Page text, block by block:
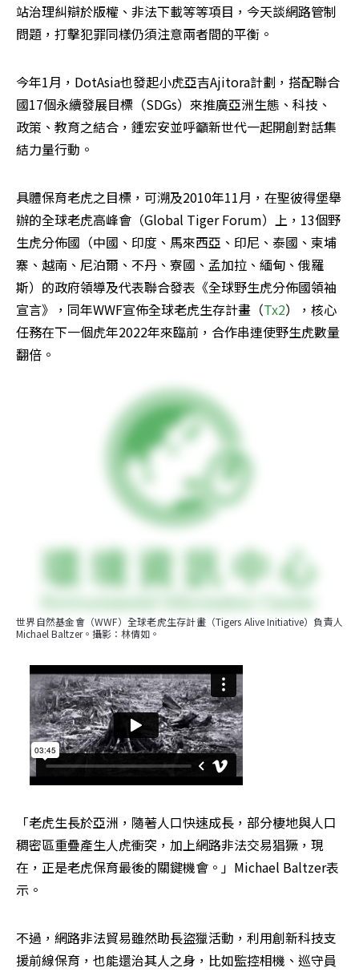
站治理糾辯於版權、非法下載等等項目，今天談網路管制
問題，打擊犯罪同樣仍須注意兩者間的平衡。
今年1月，DotAsia也發起小虎亞吉Ajitora計劃，搭配聯合
國17個永續發展目標（SDGs）來推廣亞洲生態、科技、
政策、教育之結合，鍾宏安並呼籲新世代一起開創對話集
結力量行動。
具體保育老虎之目標，可溯及2010年11月，在聖彼得堡舉
辦的全球老虎高峰會（Global Tiger Forum）上，13個野
生虎分佈國（中國、印度、馬來西亞、印尼、泰國、柬埔
寨、越南、尼泊爾、不丹、寮國、孟加拉、緬甸、俄羅
斯）的政府領導及代表聯合發表《全球野生虎分佈國領袖
宣言》，同年WWF宣佈全球老虎生存計畫（Tx2），核心
任務在下一個虎年2022年來臨前，合作串連使野生虎數量
翻倍。
世界自然基金會（WWF）全球老虎生存計畫（Tigers Alive Initiative）負責人
Michael Baltzer。攝影：林倩如。
「老虎生長於亞洲，隨著人口快速成長，部分棲地與人口
稠密區重疊產生人虎衝突，加上網路非法交易猖獗，現
在，正是老虎保育最後的關鍵機會。」Michael Baltzer表
示。
不過，網路非法貿易雖然助長盜獵活動，利用創新科技支
援前線保育，也能還治其人之身，比如監控相機、巡守員